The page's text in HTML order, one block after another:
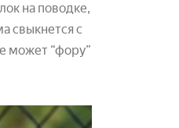
на поводке,
свыкнется с
может “фору”